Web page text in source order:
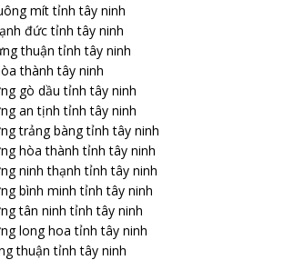
mít tỉnh tây ninh
đức tỉnh tây ninh
thuận tỉnh tây ninh
thành tây ninh
gò dầu tỉnh tây ninh
an tịnh tỉnh tây ninh
trảng bàng tỉnh tây ninh
hòa thành tỉnh tây ninh
ninh thạnh tỉnh tây ninh
bình minh tỉnh tây ninh
tân ninh tỉnh tây ninh
long hoa tỉnh tây ninh
thuận tỉnh tây ninh